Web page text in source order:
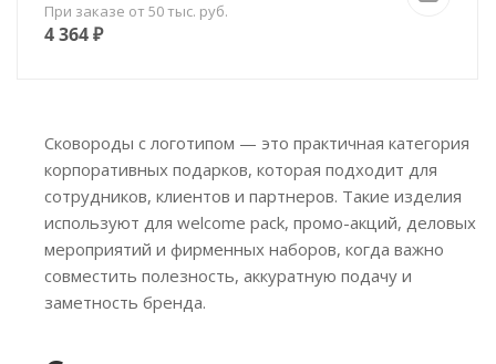
При заказе от 50 тыс. руб.
4 364₽
Сковороды с логотипом — это практичная категория
корпоративных подарков, которая подходит для
сотрудников, клиентов и партнеров. Такие изделия
используют для welcome pack, промо-акций, деловых
мероприятий и фирменных наборов, когда важно
совместить полезность, аккуратную подачу и
заметность бренда.